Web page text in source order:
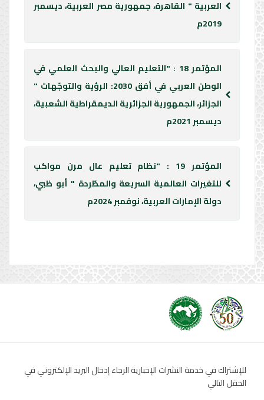
العربية " القاهرة، جمهورية مصر العربية، ديسمبر
2019م
المؤتمر 18 : "التعليم العالي والبحث العلمي في
الوطن العربي في أفق 2030: الرؤية والتوجّهات "
الجزائر، الجمهورية الجزائرية الديمقراطية الشعبية،
ديسمبر 2021م
المؤتمر 19 : "نظام تعليم عال مرن مواكب
للتغيرات العالمية السريعة والمطّردة " أبو ظبي،
دولة الإمارات العربية، نوفمبر 2024م
للإشتراك في خدمة النشرات الإخبارية الرجاء إدخال البريد الإلكتروني في
الحقل التالي